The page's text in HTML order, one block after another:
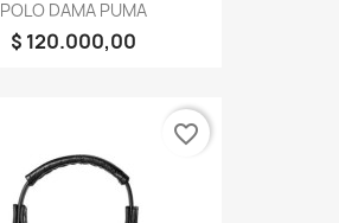
POLO DAMA PUMA
$ 120.000,00
favorite_border